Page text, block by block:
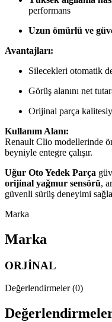
performans
Uzun ömürlü ve
Avantajları:
Silecekleri otomatik
Görüş alanını net
Orijinal parça
Kullanım Alanı:
Renault Clio modellerinde
beyniyle entegre çalışır.
Uğur Oto Yedek Parça
orijinal yağmur sensörü,
güvenli sürüş deneyimi
Marka
Marka
ORJİNAL
Değerlendirmeler (0)